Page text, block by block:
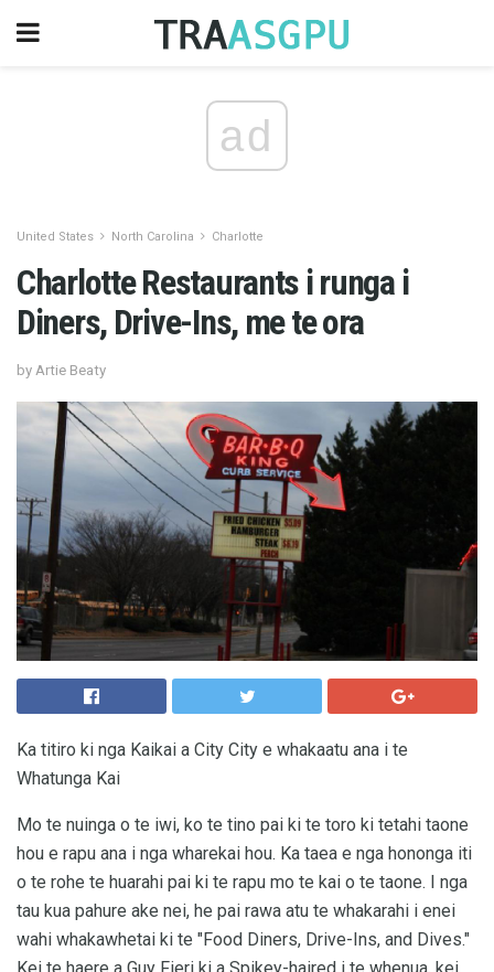
ad
United States North Carolina Charlotte
Charlotte Restaurants i runga i
Diners, Drive-Ins, me te ora
by Artie Beaty
Ka titiro ki nga Kaikai a City City e whakaatu ana i te
Whatunga Kai
Mo te nuinga o te iwi, ko te tino pai ki te toro ki tetahi taone
hou e rapu ana i nga wharekai hou. Ka taea e nga hononga iti
o te rohe te huarahi pai ki te rapu mo te kai o te taone. I nga
tau kua pahure ake nei, he pai rawa atu te whakarahi i enei
wahi whakawhetai ki te "Food Diners, Drive-Ins, and Dives."